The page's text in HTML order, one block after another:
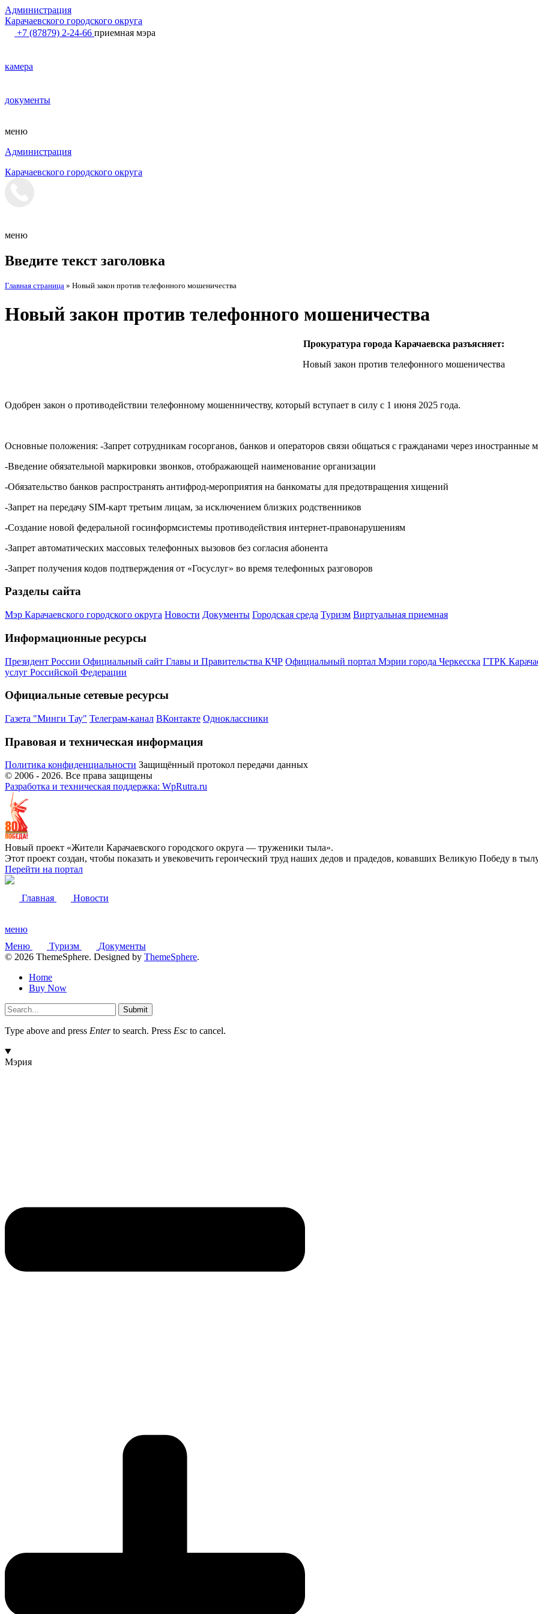
Администрация
Карачаевского городского округа
+7 (87879) 2-24-66 приемная мэра
камера
документы
меню
Администрация
Карачаевского городского округа
меню
Введите текст заголовка
Главная страница » Новый закон против телефонного мошеничества
Новый закон против телефонного мошеничества
Прокуратура города Карачаевска разъясняет:
Новый закон против телефонного мошеничества
Одобрен закон о противодействии телефонному мошенничеству, который вступает в силу с 1 июня 2025 года.
Основные положения: -Запрет сотрудникам госорганов, банков и операторов связи общаться с гражданами через иностранные
-Введение обязательной маркировки звонков, отображающей наименование организации
-Обязательство банков распространять антифрод-мероприятия на банкоматы для предотвращения хищений
-Запрет на передачу SIM-карт третьим лицам, за исключением близких родственников
-Создание новой федеральной госинформсистемы противодействия интернет-правонарушениям
-Запрет автоматических массовых телефонных вызовов без согласия абонента
-Запрет получения кодов подтверждения от «Госуслуг» во время телефонных разговоров
Разделы сайта
Мэр Карачаевского городского округа Новости Документы Городская среда Туризм Виртуальная приемная
Информационные ресурсы
Президент России Официальный сайт Главы и Правительства КЧР Официальный портал Мэрии города Черкесска ГТРК
услуг Российской Федерации
Официальные сетевые ресурсы
Газета "Минги Тау" Телеграм-канал ВКонтакте Одноклассники
Правовая и техническая информация
Политика конфиденциальности Защищённый протокол передачи данных
© 2006 - 2026. Все права защищены
Разработка и техническая поддержка: WpRutra.ru
Новый проект «Жители Карачаевского городского округа — труженики тыла».
Этот проект создан, чтобы показать и увековечить героический труд наших дедов и прадедов, ковавших Великую Победу в
Перейти на портал
Главная Новости
меню
Меню
Туризм
Документы
© 2026 ThemeSphere. Designed by ThemeSphere.
Home
Buy Now
Submit
Type above and press Enterto search. Press Esc to cancel.
Мэрия